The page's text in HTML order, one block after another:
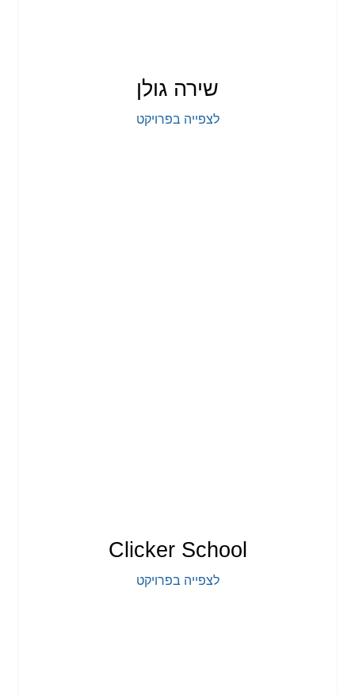
שירה גולן
לצפייה בפרויקט
Clicker School
לצפייה בפרויקט